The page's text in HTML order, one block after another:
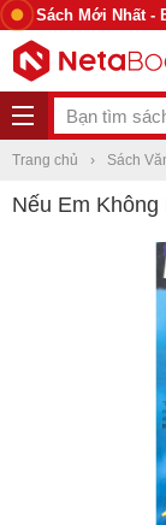
Sách Mới Nhất -
Trang chủ Sách
Nếu Em